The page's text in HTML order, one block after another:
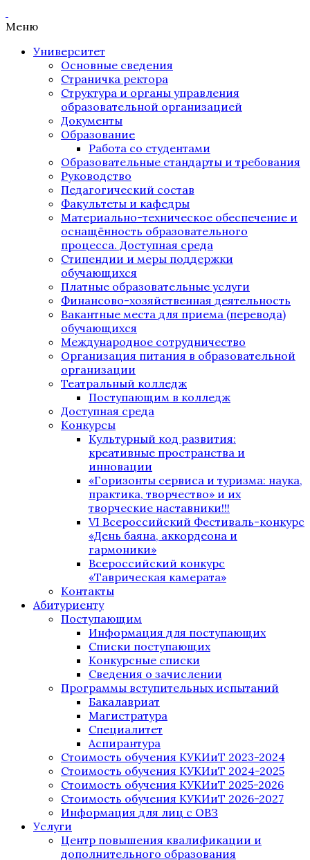
Меню
Университет
Основные сведения
Страничка ректора
Структура и органы управления
образовательной организацией
Документы
Образование
Работа со студентами
Образовательные стандарты и требования
Руководство
Педагогический состав
Факультеты и кафедры
Материально-техническое обеспечение и
оснащённость образовательного
процесса. Доступная среда
Стипендии и меры поддержки
обучающихся
Платные образовательные услуги
Финансово-хозяйственная деятельность
Вакантные места для приема (перевода)
обучающихся
Международное сотрудничество
Организация питания в образовательной
организации
Театральный колледж
Поступающим в колледж
Доступная среда
Конкурсы
Культурный код развития:
креативные пространства и
инновации
«Горизонты сервиса и туризма: наука,
практика, творчество» и их
творческие наставники!!!
VI Всероссийский Фестиваль-конкурс
«День баяна, аккордеона и
гармоники»
Всероссийский конкурс
«Таврическая камерата»
Контакты
Абитуриенту
Поступающим
Информация для поступающих
Списки поступающих
Конкурсные списки
Сведения о зачислении
Программы вступительных испытаний
Бакалавриат
Магистратура
Специалитет
Аспирантура
Стоимость обучения КУКИиТ 2023-2024
Стоимость обучения КУКИиТ 2024-2025
Стоимость обучения КУКИиТ 2025-2026
Стоимость обучения КУКИиТ 2026-2027
Информация для лиц с ОВЗ
Услуги
Центр повышения квалификации и
дополнительного образования